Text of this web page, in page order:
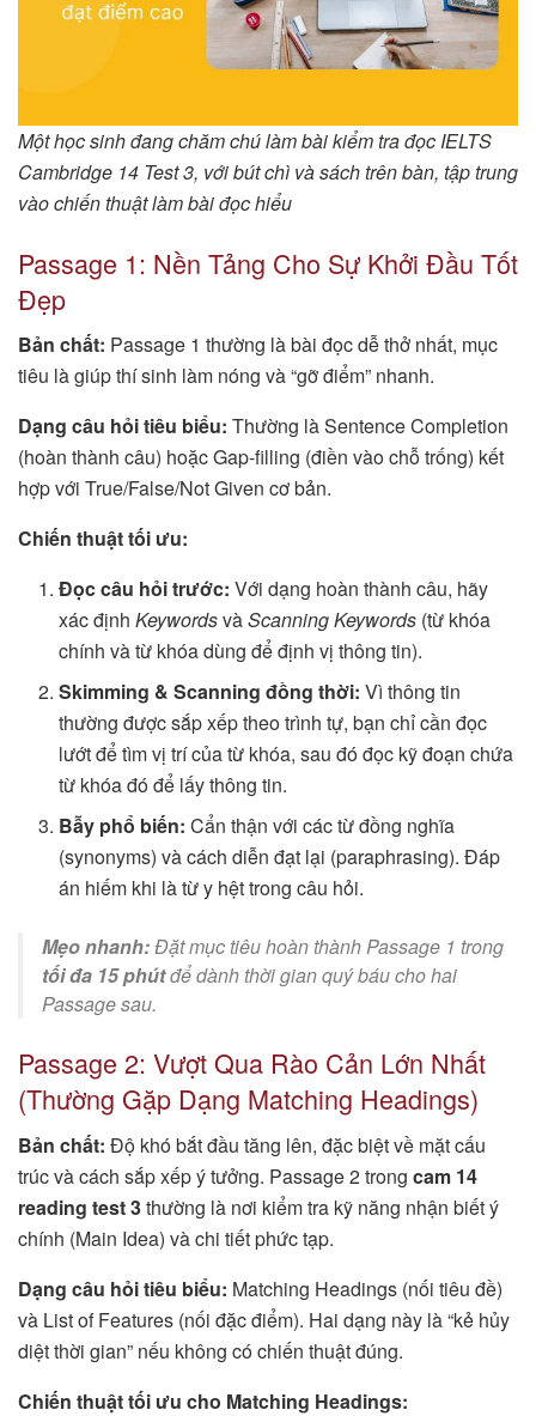
Một học sinh đang chăm chú làm bài kiểm tra đọc IELTS
Cambridge 14 Test 3, với bút chì và sách trên bàn, tập trung
vào chiến thuật làm bài đọc hiểu
Passage 1: Nền Tảng Cho Sự Khởi Đầu Tốt
Đẹp
Bản chất: Passage 1 thường là bài đọc dễ thở nhất, mục
tiêu là giúp thí sinh làm nóng và “gỡ điểm” nhanh.
Dạng câu hỏi tiêu biểu: Thường là Sentence Completion
(hoàn thành câu) hoặc Gap-filling (điền vào chỗ trống) kết
hợp với True/False/Not Given cơ bản.
Chiến thuật tối ưu:
Đọc câu hỏi trước: Với dạng hoàn thành câu, hãy
xác địnhKeywordsvàScanning Keywords (từ khóa
chính và từ khóa dùng để định vị thông tin).
Skimming & Scanning đồng thời: Vì thông tin
thường được sắp xếp theo trình tự, bạn chỉ cần đọc
lướt để tìm vị trí của từ khóa, sau đó đọc kỹ đoạn chứa
từ khóa đó để lấy thông tin.
Bẫy phổ biến: Cẩn thận với các từ đồng nghĩa
(synonyms) và cách diễn đạt lại (paraphrasing). Đáp
án hiếm khi là từ y hệt trong câu hỏi.
Mẹo nhanh:Đặt mục tiêu hoàn thành Passage 1 trong
tối đa 15 phútđể dành thời gian quý báu cho hai
Passage sau.
Passage 2: Vượt Qua Rào Cản Lớn Nhất
(Thường Gặp Dạng Matching Headings)
Bản chất: Độ khó bắt đầu tăng lên, đặc biệt về mặt cấu
trúc và cách sắp xếp ý tưởng. Passage 2 trong cam 14
reading test 3thường là nơi kiểm tra kỹ năng nhận biết ý
chính (Main Idea) và chi tiết phức tạp.
Dạng câu hỏi tiêu biểu: Matching Headings (nối tiêu đề)
và List of Features (nối đặc điểm). Hai dạng này là “kẻ hủy
diệt thời gian” nếu không có chiến thuật đúng.
Chiến thuật tối ưu cho Matching Headings: